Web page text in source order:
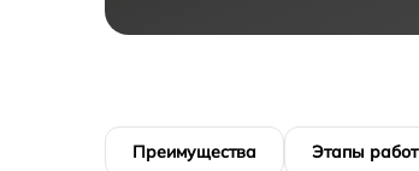
Преимущества Этапы работ